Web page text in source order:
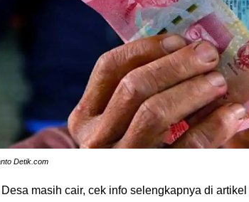
Detik.com
masih cair, cek info selengkapnya di